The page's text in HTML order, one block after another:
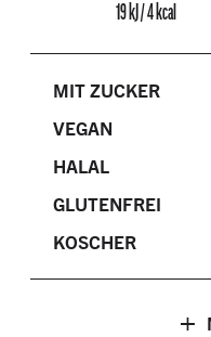
19 kJ / 4 kcal
MIT ZUCKER
VEGAN
HALAL
GLUTENFREI
KOSCHER
+